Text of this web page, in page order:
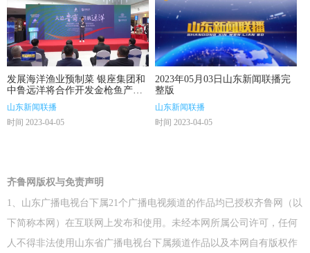
发展海洋渔业预制菜 银座集团和
中鲁远洋将合作开发金枪鱼产业
链
山东新闻联播
时间 2023-04-05
2023年05月03日山东新闻联播完
整版
山东新闻联播
时间 2023-04-05
齐鲁网版权与免责声明
1、山东广播电视台下属21个广播电视频道的作品均已授权齐鲁网（以
下简称本网）在互联网上发布和使用。未经本网所属公司许可，任何
人不得非法使用山东省广播电视台下属频道作品以及本网自有版权作